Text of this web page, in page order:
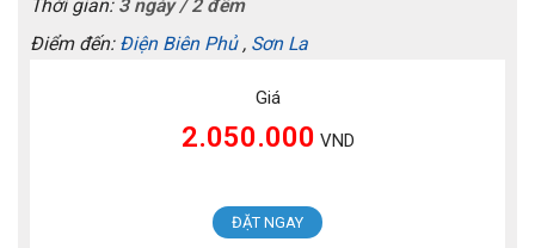
Thời gian: 3 ngày / 2 đêm
Điểm đến: Điện Biên Phủ, Sơn La
Giá
2.050.000 VND
ĐẶT NGAY